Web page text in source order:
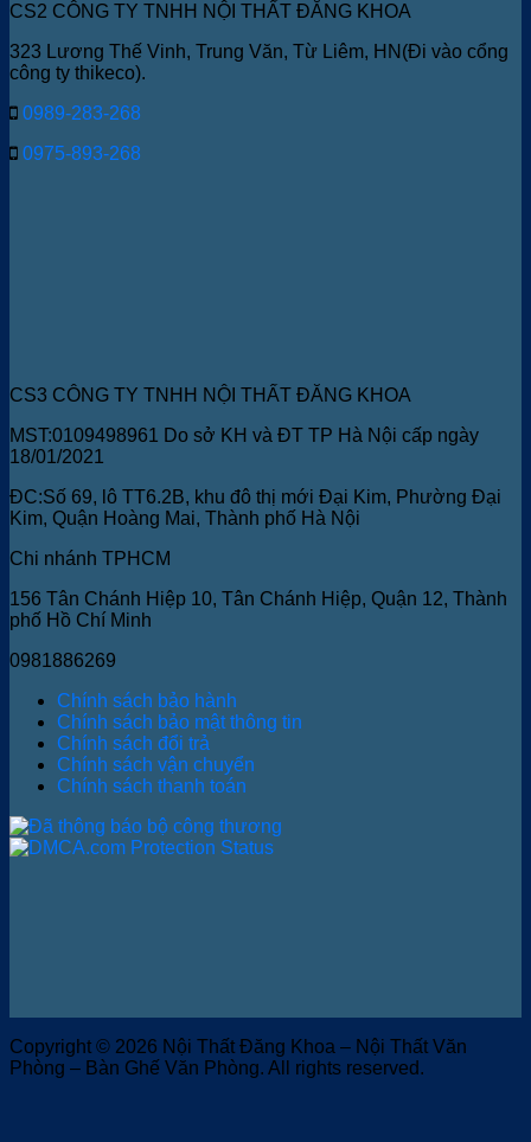
CS2 CÔNG TY TNHH NỘI THẤT ĐĂNG KHOA
323 Lương Thế Vinh, Trung Văn, Từ Liêm, HN(Đi vào cổng
công ty thikeco).
0989-283-268
0975-893-268
CS3 CÔNG TY TNHH NỘI THẤT ĐĂNG KHOA
MST:0109498961 Do sở KH và ĐT TP Hà Nội cấp ngày
18/01/2021
ĐC:Số 69, lô TT6.2B, khu đô thị mới Đại Kim, Phường Đại
Kim, Quận Hoàng Mai, Thành phố Hà Nội
Chi nhánh TPHCM
156 Tân Chánh Hiệp 10, Tân Chánh Hiệp, Quận 12, Thành
phố Hồ Chí Minh
0981886269
Chính sách bảo hành
Chính sách bảo mật thông tin
Chính sách đổi trả
Chính sách vận chuyển
Chính sách thanh toán
Copyright © 2026 Nội Thất Đăng Khoa – Nội Thất Văn
Phòng – Bàn Ghế Văn Phòng. All rights reserved.